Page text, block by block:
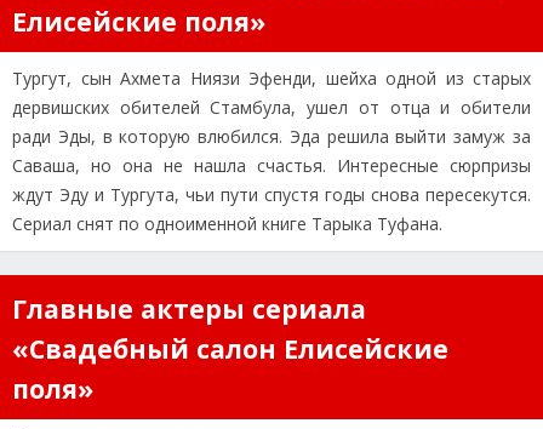
Елисейские поля»
Тургут, сын Ахмета Ниязи Эфенди, шейха одной из старых
дервишских обителей Стамбула, ушел от отца и обители
ради Эды, в которую влюбился. Эда решила выйти замуж за
Саваша, но она не нашла счастья. Интересные сюрпризы
ждут Эду и Тургута, чьи пути спустя годы снова пересекутся.
Сериал снят по одноименной книге Тарыка Туфана.
Главные актеры сериала
«Свадебный салон Елисейские
поля»